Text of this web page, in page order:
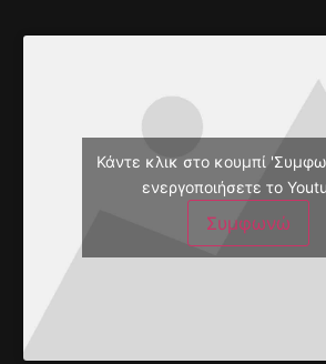
Κάντε κλικ στο κουμπί
ενεργοποιήσετε το
Συμφωνώ